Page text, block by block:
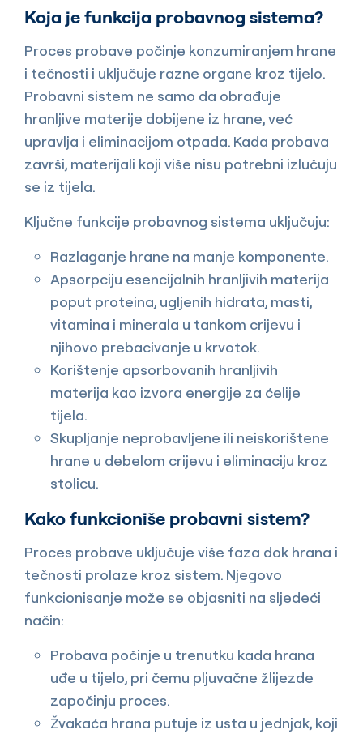
Koja je funkcija probavnog sistema?
Proces probave počinje konzumiranjem hrane
i tečnosti i uključuje razne organe kroz tijelo.
Probavni sistem ne samo da obrađuje
hranljive materije dobijene iz hrane, već
upravlja i eliminacijom otpada. Kada probava
završi, materijali koji više nisu potrebni izlučuju
se iz tijela.
Ključne funkcije probavnog sistema uključuju:
Razlaganje hrane na manje komponente.
Apsorpciju esencijalnih hranljivih materija
poput proteina, ugljenih hidrata, masti,
vitamina i minerala u tankom crijevu i
njihovo prebacivanje u krvotok.
Korištenje apsorbovanih hranljivih
materija kao izvora energije za ćelije
tijela.
Skupljanje neprobavljene ili neiskorištene
hrane u debelom crijevu i eliminaciju kroz
stolicu.
Kako funkcioniše probavni sistem?
Proces probave uključuje više faza dok hrana i
tečnosti prolaze kroz sistem. Njegovo
funkcionisanje može se objasniti na sljedeći
način:
Probava počinje u trenutku kada hrana
uđe u tijelo, pri čemu pljuvačne žlijezde
započinju proces.
Žvakaća hrana putuje iz usta u jednjak, koji